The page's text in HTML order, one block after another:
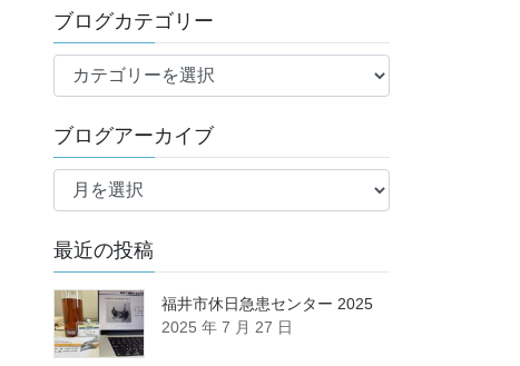
ブログカテゴリー
ロ
カ
テ
ー
ブログアーカイブ
ブ
ア
ー
カ
イ
ブ
最近の投稿
福井市休日急患センター 2025
2025 年 7 月 27 日